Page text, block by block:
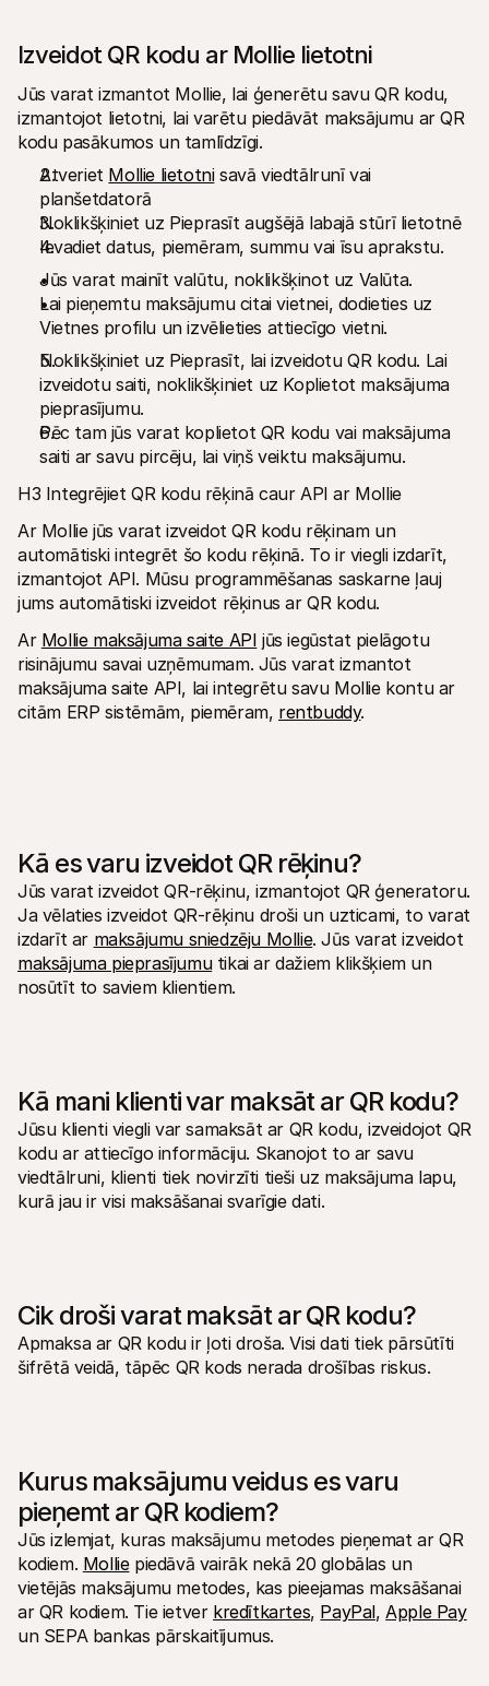
Izveidot QR kodu ar Mollie lietotni
Jūs varat izmantot Mollie, lai ģenerētu savu QR kodu,
izmantojot lietotni, lai varētu piedāvāt maksājumu ar QR
kodu pasākumos un tamlīdzīgi.
Atveriet Mollie lietotni savā viedtālrunī vai
planšetdatorā
Noklikšķiniet uz Pieprasīt augšējā labajā stūrī lietotnē
Ievadiet datus, piemēram, summu vai īsu aprakstu.
Jūs varat mainīt valūtu, noklikšķinot uz Valūta.
Lai pieņemtu maksājumu citai vietnei, dodieties uz
Vietnes profilu un izvēlieties attiecīgo vietni.
Noklikšķiniet uz Pieprasīt, lai izveidotu QR kodu. Lai
izveidotu saiti, noklikšķiniet uz Koplietot maksājuma
pieprasījumu.
Pēc tam jūs varat koplietot QR kodu vai maksājuma
saiti ar savu pircēju, lai viņš veiktu maksājumu.
H3 Integrējiet QR kodu rēķinā caur API ar Mollie
Ar Mollie jūs varat izveidot QR kodu rēķinam un
automātiski integrēt šo kodu rēķinā. To ir viegli izdarīt,
izmantojot API. Mūsu programmēšanas saskarne ļauj
jums automātiski izveidot rēķinus ar QR kodu.
Ar Mollie maksājuma saite API jūs iegūstat pielāgotu
risinājumu savai uzņēmumam. Jūs varat izmantot
maksājuma saite API, lai integrētu savu Mollie kontu ar
citām ERP sistēmām, piemēram, rentbuddy.
Kā es varu izveidot QR rēķinu?
Jūs varat izveidot QR-rēķinu, izmantojot QR ģeneratoru.
Ja vēlaties izveidot QR-rēķinu droši un uzticami, to varat
izdarīt ar maksājumu sniedzēju Mollie
. Jūs varat izveidot
maksājuma pieprasījumu tikai ar dažiem klikšķiem un
nosūtīt to saviem klientiem.
Kā mani klienti var maksāt ar QR kodu?
Jūsu klienti viegli var samaksāt ar QR kodu, izveidojot QR
kodu ar attiecīgo informāciju. Skanojot to ar savu
viedtālruni, klienti tiek novirzīti tieši uz maksājuma lapu,
kurā jau ir visi maksāšanai svarīgie dati.
Cik droši varat maksāt ar QR kodu?
Apmaksa ar QR kodu ir ļoti droša. Visi dati tiek pārsūtīti
šifrētā veidā, tāpēc QR kods nerada drošības riskus.
Kurus maksājumu veidus es varu
pieņemt ar QR kodiem?
Jūs izlemjat, kuras maksājumu metodes pieņemat ar QR
kodiem. Mollie piedāvā vairāk nekā 20 globālas un
vietējās maksājumu metodes, kas pieejamas maksāšanai
ar QR kodiem. Tie ietver kredītkartes, PayPal, Apple Pay
un SEPA bankas pārskaitījumus.